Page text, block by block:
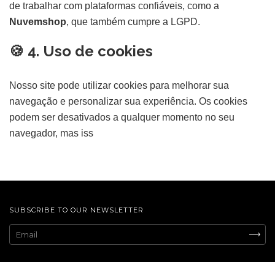
de trabalhar com plataformas confiáveis, como a
Nuvemshop, que também cumpre a LGPD.
🍪 4. Uso de cookies
Nosso site pode utilizar cookies para melhorar sua
navegação e personalizar sua experiência. Os cookies
podem ser desativados a qualquer momento no seu
navegador, mas iss
SUBSCRIBE TO OUR NEWSLETTER